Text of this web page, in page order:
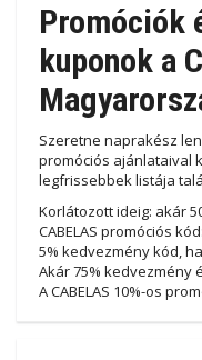
Promóciók
kuponok a
Szeretne naprakész
promóciós ajánlataival
legfrissebbek listája
Korlátozott ideig: akár
CABELAS promóciós
5% kedvezmény kód,
Akár 75% kedvezmény
A CABELAS 10%-os